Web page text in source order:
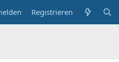
Registrieren